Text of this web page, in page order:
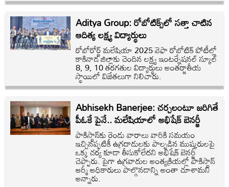
Aditya Group: రోబోటిక్స్‌లో సత్తా చాటిన
ఆదిత్య లక్ష్య విద్యార్థులు
రోబోరోర్జ్‌ మలేషియా 2025 వెఫా రోబోటిక్‌ పోటీల్లో
కాకినాడ జిల్లాకు చెందిన లక్ష్య ఇంటర్నేషనల్‌ స్కూల్‌
8, 9, 10 తరగతుల విద్యార్థులు అంతర్జాతీయ
స్థాయిలో విజేతలుగా నిలిచారు.
Abhisekh Banerjee: చర్చలంటూ జరిగితే
పీఓకే పైనే.. మలేషియాలో అభిషేక్ బెనర్జీ
పాకిస్థాన్‌కు రెండు వారాలు వారికి సమయం
ఇచ్చినప్పటికీ ఉగ్రదాడులకు పాల్పడిన ముష్కరులపై
ఒక్క చర్య కూడా తీసుకోలేదని అభిషేక్ బెనర్జీ
చెప్పారు. పైగా ఉగ్రవాదుల అంత్యక్రియల్లో పాకిస్థాన్
ఆర్మీ అధికారులు పాల్గొనడాన్ని అంతా చూశామని
అన్నారు.